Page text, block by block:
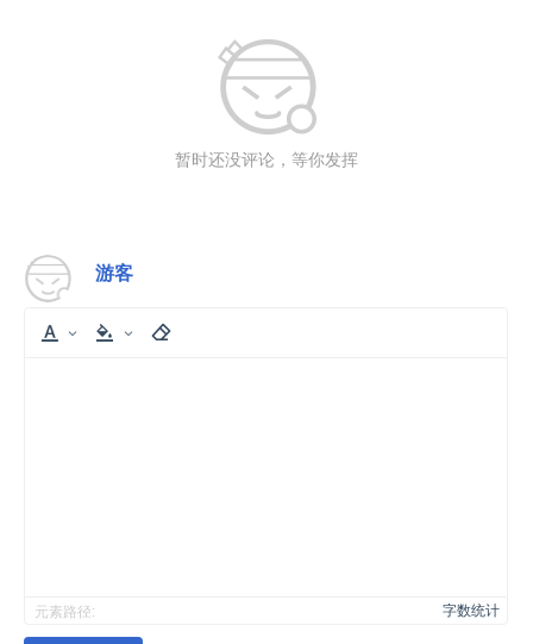
暂时还没评论，等你发挥
游客
元素路径: 字数统计